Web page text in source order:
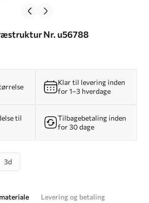
Nr. u56788
Klar til levering inden
for 1–3 hverdage
til
Tilbagebetaling inden
for 30 dage
3d
Levering og betaling